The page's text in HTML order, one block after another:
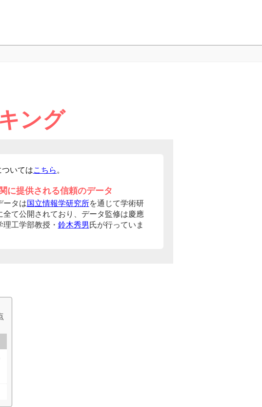
ング
いてはこちら 。
に提供される信頼のデータ
ータは国立情報学研究所を通じて学術研
全て公開されており、データ監修は慶應
理工学部教授・ 鈴木秀男 氏が行っていま